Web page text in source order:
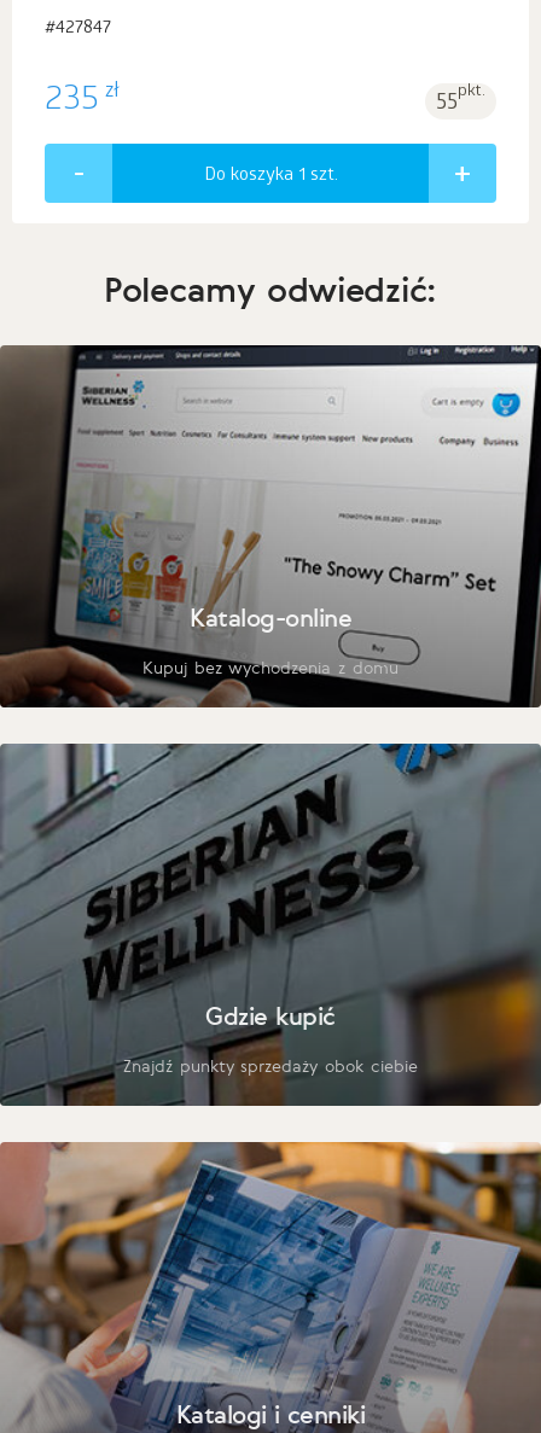
#427847
235 zł 55pkt.
Do koszyka 1 szt.
Polecamy odwiedzić:
Katalog-online
Kupuj bez wychodzenia z domu
Gdzie kupić
Znajdź punkty sprzedaży obok ciebie
Katalogi i cenniki